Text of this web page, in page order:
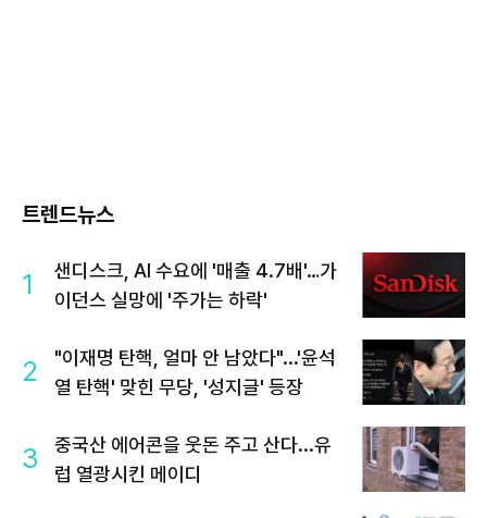
트렌드뉴스
1
샌디스크, AI 수요에 '매출 4.7배'…가
이던스 실망에 '주가는 하락'
2
"이재명 탄핵, 얼마 안 남았다"...'윤석
열 탄핵' 맞힌 무당, '성지글' 등장
3
중국산 에어콘을 웃돈 주고 산다...유
럽 열광시킨 메이디